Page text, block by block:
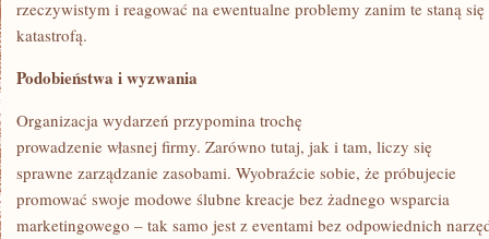
rzeczywistym i reagować na ewentualne problemy zanim te staną się
katastrofą.
Podobieństwa i wyzwania
Organizacja wydarzeń przypomina trochę
prowadzenie własnej firmy. Zarówno tutaj, jak i tam, liczy się
sprawne zarządzanie zasobami. Wyobraźcie sobie, że próbujecie
promować swoje modowe ślubne kreacje bez żadnego wsparcia
marketingowego – tak samo jest z eventami bez odpowiednich